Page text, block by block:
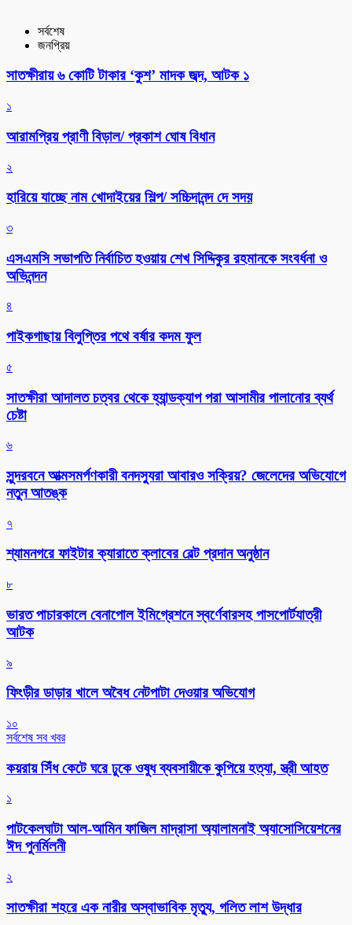
সর্বশেষ
জনপ্রিয়
সাতক্ষীরায় ৬ কোটি টাকার ‘কুশ’ মাদক জব্দ, আটক ১
১
আরামপ্রিয় প্রাণী বিড়াল/ প্রকাশ ঘোষ বিধান
২
হারিয়ে যাচ্ছে নাম খোদাইয়ের শিল্প/ সচ্চিদানন্দ দে সদয়
৩
এসএমসি সভাপতি নির্বাচিত হওয়ায় শেখ সিদ্দিকুর রহমানকে সংবর্ধনা ও
অভিনন্দন
৪
পাইকগাছায় বিলুপ্তির পথে বর্ষার কদম ফুল
৫
সাতক্ষীরা আদালত চত্বর থেকে হ্যান্ডক্যাপ পরা আসামীর পালানোর ব্যর্থ
চেষ্টা
৬
সুন্দরবনে আত্মসমর্পণকারী বনদস্যুরা আবারও সক্রিয়? জেলেদের অভিযোগে
নতুন আতঙ্ক
৭
শ্যামনগরে ফাইটার ক্যারাতে ক্লাবের বেল্ট প্রদান অনুষ্ঠান
৮
ভারত পাচারকালে বেনাপোল ইমিগ্রেশনে স্বর্ণেবারসহ পাসপোর্টযাত্রী
আটক
৯
ফিংড়ীর ডাড়ার খালে অবৈধ নেটপাটা দেওয়ার অভিযোগ
১০
সর্বশেষ সব খবর
কয়রায় সিঁধ কেটে ঘরে ঢুকে ওষুধ ব্যবসায়ীকে কুপিয়ে হত্যা, স্ত্রী আহত
১
পাটকেলঘাটা আল-আমিন ফাজিল মাদ্রাসা অ্যালামনাই অ্যাসোসিয়েশনের
ঈদ পুনর্মিলনী
২
সাতক্ষীরা শহরে এক নারীর অস্বাভাবিক মৃত্যু, গলিত লাশ উদ্ধার